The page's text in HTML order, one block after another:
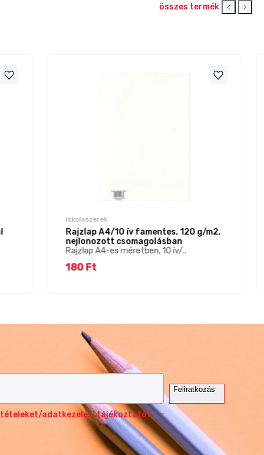
összes termék
Iskolaszerek
Rajzlap A4/10 ív famentes, 120 g/m2,
nejlonozott csomagolásban
Rajzlap A4-es méretben, 10 ív/..
180 Ft
Feliratkozás
adatkezelési tájékoztatót